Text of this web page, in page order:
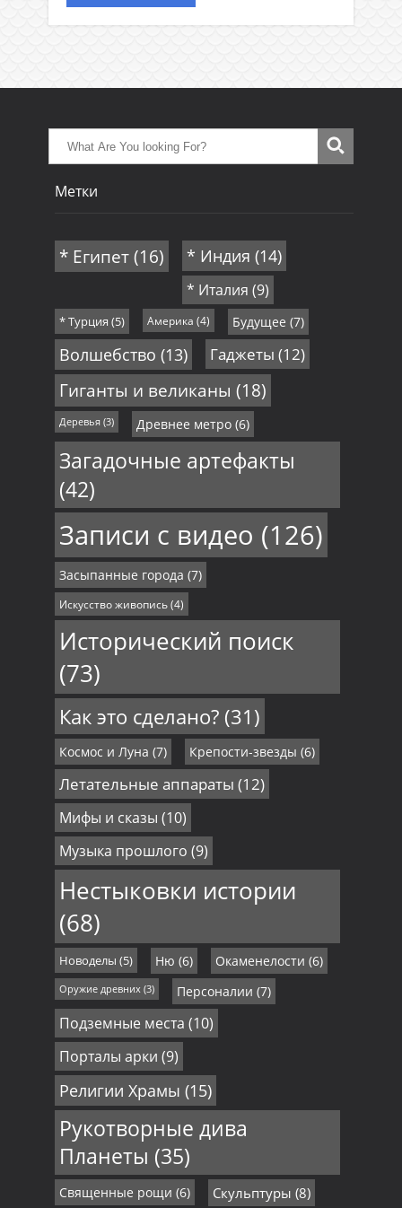
Метки
* Египет(16) * Индия (14)
* Италия (9)
* Турция (5) Америка (4) Будущее (7)
Волшебство (13) Гаджеты (12)
Гиганты и великаны (18)
Деревья(3) Древнее метро(6)
Загадочные артефакты
(42)
Записи с видео (126)
Засыпанные города (7)
Искусство живопись(4)
Исторический поиск
(73)
Как это сделано?(31)
Космос и Луна (7) Крепости-звезды (6)
Летательные аппараты (12)
Мифы и сказы (10)
Музыка прошлого (9)
Нестыковки истории
(68)
Новоделы (5) Ню (6) Окаменелости (6)
Оружие древних(3) Персоналии (7)
Подземные места (10)
Порталы арки (9)
Религии Храмы (15)
Рукотворные дива
Планеты (35)
Священные рощи (6) Скульптуры (8)